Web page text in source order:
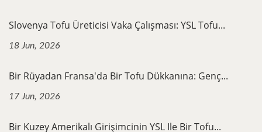
Slovenya Tofu Üreticisi Vaka Çalışması: YSL Tofu...
18 Jun, 2026
Bir Rüyadan Fransa'da Bir Tofu Dükkanına: Genç...
17 Jun, 2026
Bir Kuzey Amerikalı Girişimcinin YSL Ile Bir Tofu...